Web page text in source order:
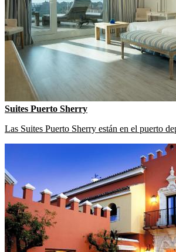
Suites Puerto Sherry
Las Suites Puerto Sherry están en el puerto